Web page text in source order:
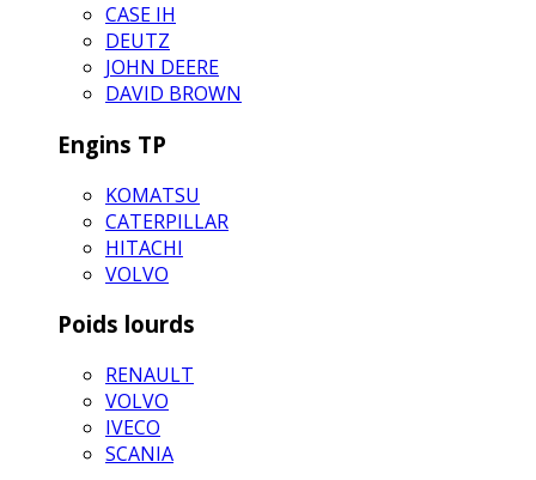
CASE IH
DEUTZ
JOHN DEERE
DAVID BROWN
Engins TP
KOMATSU
CATERPILLAR
HITACHI
VOLVO
Poids lourds
RENAULT
VOLVO
IVECO
SCANIA